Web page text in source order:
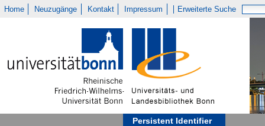
Home Neuzugänge Kontakt Impressum Erweiterte Suche
Persistent Identifier